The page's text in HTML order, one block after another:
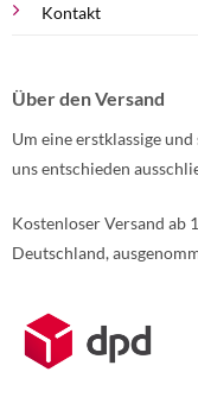
Kontakt
Über den Versand
Um eine erstklassige
uns entschieden
Kostenloser Versand ab
Deutschland,